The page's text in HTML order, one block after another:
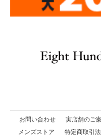
お問い合わせ 実店舗のご
メンズストア
特定商取引